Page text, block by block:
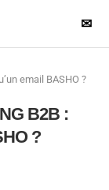
✉
email BASHO ?
B2B :
?